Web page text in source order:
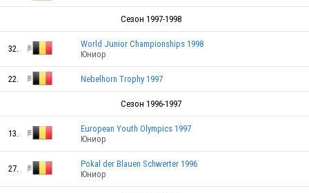
BEL
BEL
BEL
Сезон 1997-1998
32.
World Junior Championships 1998
Юниор
22. Nebelhorn Trophy 1997
Сезон 1996-1997
13.
European Youth Olympics 1997
Юниор
27.
Pokal der Blauen Schwerter 1996
Юниор